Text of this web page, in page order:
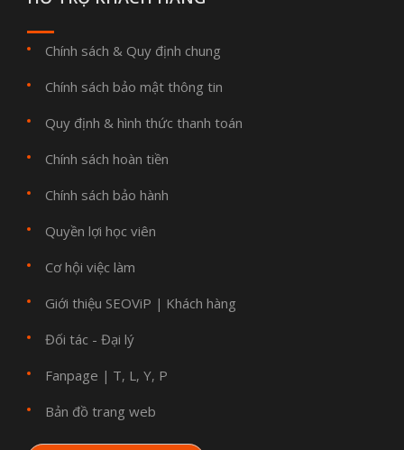
Chính sách & Quy định chung
Chính sách bảo mật thông tin
Quy định & hình thức thanh toán
Chính sách hoàn tiền
Chính sách bảo hành
Quyền lợi học viên
Cơ hội việc làm
Giới thiệu SEOViP | Khách hàng
Đối tác - Đại lý
Fanpage | T, L , Y, P
Bản đồ trang web